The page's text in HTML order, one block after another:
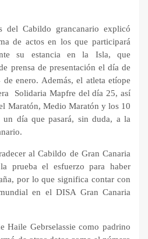
del Cabildo grancanario explicó
de actos en los que participará
su estancia en la Isla, que
prensa de presentación el día de
enero. Además, el atleta etíope
Solidaria Mapfre del día 25, así
Maratón, Medio Maratón y los 10
día que pasará, sin duda, a la
al Cabildo de Gran Canaria
prueba el esfuerzo para haber
por lo que significa contar con
en el DISA Gran Canaria
Haile Gebrselassie como padrino